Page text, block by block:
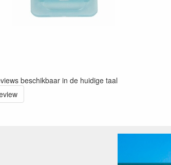
beschikbaar in de huidige taal